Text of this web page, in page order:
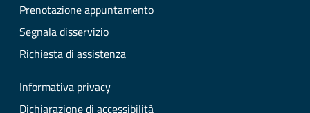
Prenotazione appuntamento
Segnala disservizio
Richiesta di assistenza
Informativa privacy
Dichiarazione di accessibilità